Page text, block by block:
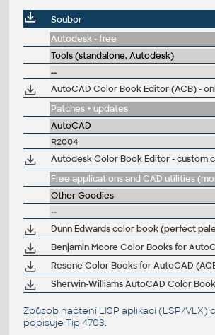
Soubor
Autodesk - free
Tools (standalone, Autodesk)
--
AutoCAD Color Book Editor (ACB) -
Patches + updates
AutoCAD
R2004
Other Goodies
--
Způsob načtení LISP aplikací (LSP/VLX)
popisuje Tip 4703.